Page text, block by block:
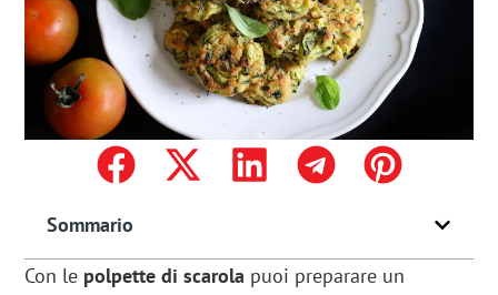
Sommario
Con le polpette di scarola puoi preparare un